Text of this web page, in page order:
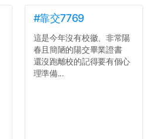
#靠交7769
這是今年沒有校徽、非常陽
春且簡陋的陽交畢業證書
還沒跑離校的記得要有個心
理準備...